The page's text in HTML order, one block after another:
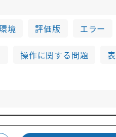
境 評価版 エラー
操作に関する問題